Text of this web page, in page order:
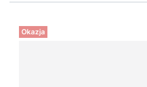
Okazja